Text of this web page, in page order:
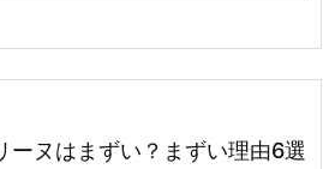
ーヌはまずい？まずい理由6選